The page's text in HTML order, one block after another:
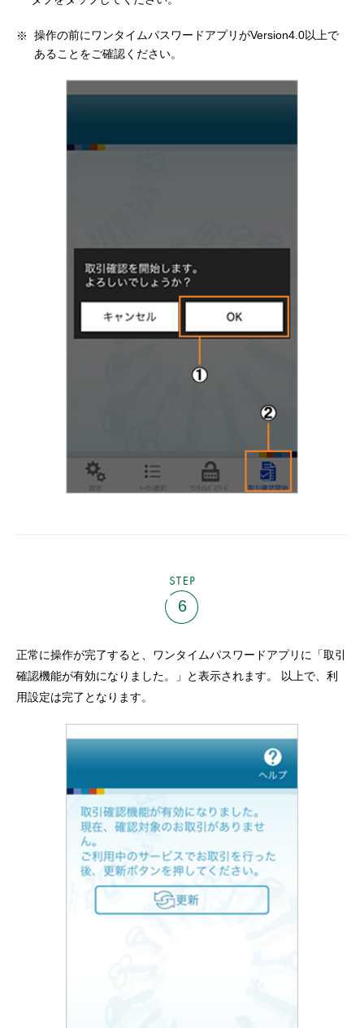
操作の前にワンタイムパスワードアプリがVersion4.0以上で
あることをご確認ください。
6
正常に操作が完了すると、ワンタイムパスワードアプリに「取引
確認機能が有効になりました。」と表示されます。 以上で、利
用設定は完了となります。